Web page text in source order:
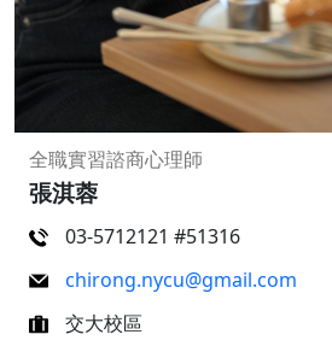
全職實習諮商心理師
張淇蓉
03-5712121 #51316
chirong.nycu@gmail.com
交大校區